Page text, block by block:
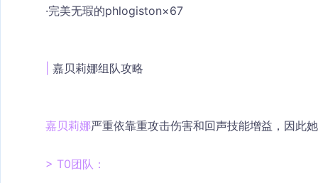
·完美无瑕的phlogiston×67
嘉贝莉娜组队攻略
嘉贝莉娜严重依靠重攻击伤害和回声技能增益 ，因此
> T0团队：